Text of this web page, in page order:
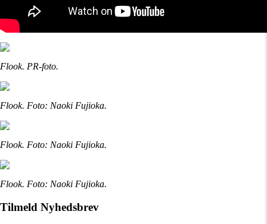
Flook. PR-foto.
Flook. Foto: Naoki Fujioka.
Flook. Foto: Naoki Fujioka.
Flook. Foto: Naoki Fujioka.
Tilmeld Nyhedsbrev